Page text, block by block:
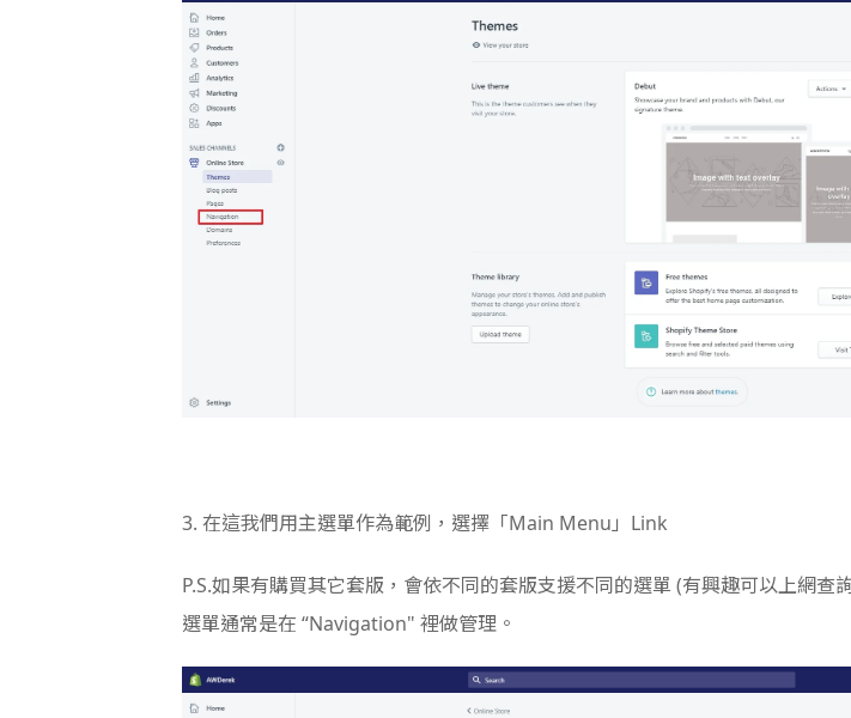
3. 在這我們用主選單作為範例，選擇「Main Menu」Link
P.S.如果有購買其它套版，會依不同的套版支援不同的選單 (有興趣可以上網查
選單通常是在 “Navigation" 裡做管理。